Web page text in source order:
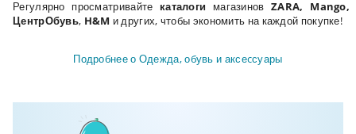
Регулярно просматривайте каталоги магазинов ZARA, Mango,
ЦентрОбувь, H&M и других, чтобы экономить на каждой покупке!
Подробнее о Одежда, обувь и аксеcсуары